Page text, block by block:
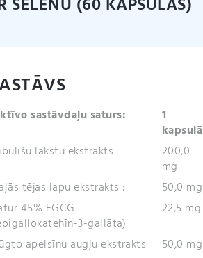
SELĒNU (60 KAPSULAS)
sastāvdaļu saturs:
1
kapsulā
lakstu ekstrakts
200,0
mg
tējas lapu ekstrakts :
50,0 mg
45% EGCG
3-gallāta)
22,5 mg
apelsīnu augļu ekstrakts
50,0 mg